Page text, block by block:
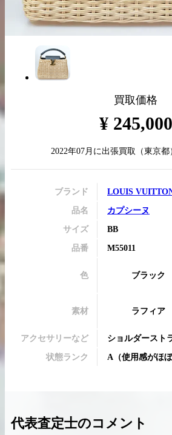
LINE査定
買取実績はこちらから
買取価格
¥ 245,000
2022年07月 に出張買取 （東京都
ブランド LOUIS
品名 カプシーヌ
サイズ BB
品番 M55011
色 ブラック
素材 ラフィア
アクセサリーなど ショルダースト
状態ランク A （使用感がほ
代表査定士のコメント